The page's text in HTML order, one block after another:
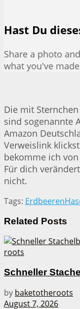
Hast Du
Share a photo
what you've
Die mit
sind sogenannte
Amazon
Verweislink
bekomme ich
Für dich
nicht.
Tags: Erdbeeren
Related Posts
Schneller
by baketotheroots
August 7, 2026